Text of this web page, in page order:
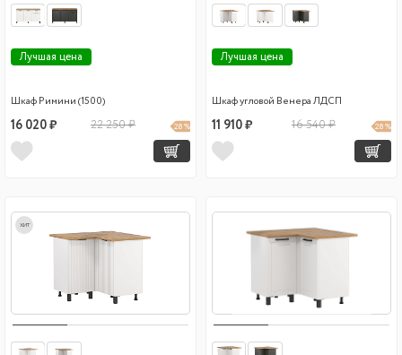
Лучшая цена
Шкаф Римини (1500)
16 020 ₽ 22 250 ₽ 28 %
Лучшая цена
Шкаф угловой Венера ЛДСП
11 910 ₽ 16 540 ₽ 28 %
хит